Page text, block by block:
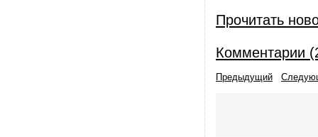
Прочитать
Комментарии
Предыдущий